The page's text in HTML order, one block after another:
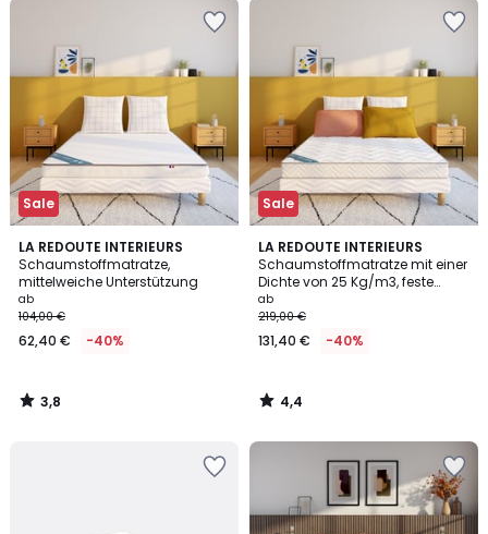
Sale
LA REDOUTE INTERIEURS
Schaumstoffmatratze,
mittelweiche Unterstützung
ab
104,00 €
62,40 € -40%
3,8
/ 5
3,8
/
Sale
LA REDOUTE INTERIEURS
Schaumstoffmatratze mit einer
Dichte von 25 Kg/m3, feste
Unterstützung, weicher
Liegekomfort
ab
219,00 €
131,40 € -40%
4,4
/ 5
4,4
/